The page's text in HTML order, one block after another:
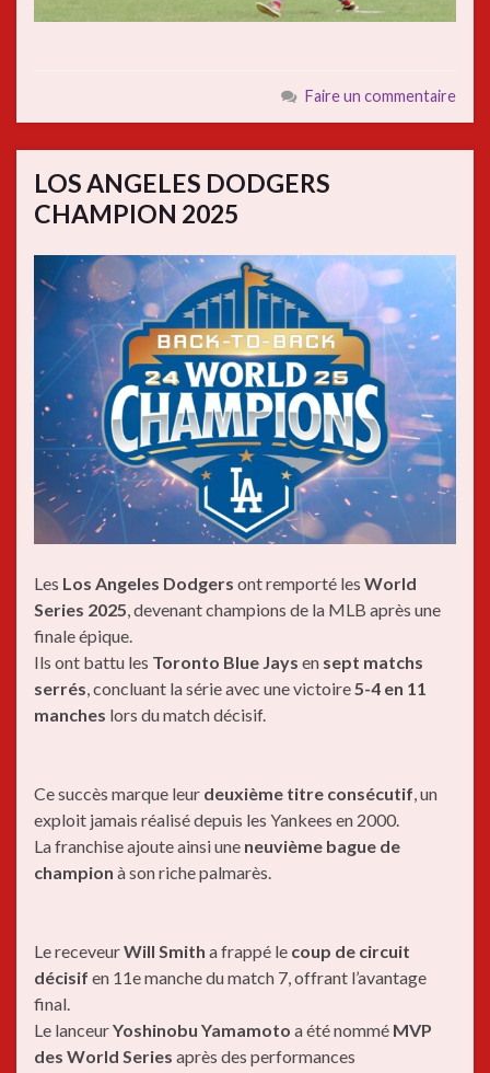
Faire un commentaire
LOS ANGELES DODGERS
CHAMPION 2025
Les Los Angeles Dodgers ont remporté les World
Series 2025, devenant champions de la MLB après une
finale épique.
Ils ont battu les Toronto Blue Jays en sept matchs
serrés, concluant la série avec une victoire5-4 en 11
manches lors du match décisif.
Ce succès marque leur deuxième titre consécutif, un
exploit jamais réalisé depuis les Yankees en 2000.
La franchise ajoute ainsi une neuvième bague de
champion à son riche palmarès.
Le receveurWill Smith a frappé le coup de circuit
décisif en 11e manche du match 7, offrant l’avantage
final.
Le lanceurYoshinobu Yamamoto a été nommé MVP
des World Series après des performances